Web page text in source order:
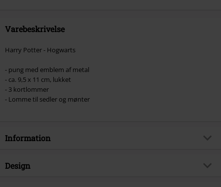
Varebeskrivelse
Harry Potter - Hogwarts
- pung med emblem af metal
- ca. 9,5 x 11 cm, lukket
- 3 kortlommer
- Lomme til sedler og mønter
Information
Artikelnr.
Design